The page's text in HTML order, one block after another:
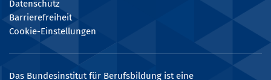
Datenschutz
Barrierefreiheit
Cookie-Einstellungen
Das Bundesinstitut für Berufsbildung ist eine